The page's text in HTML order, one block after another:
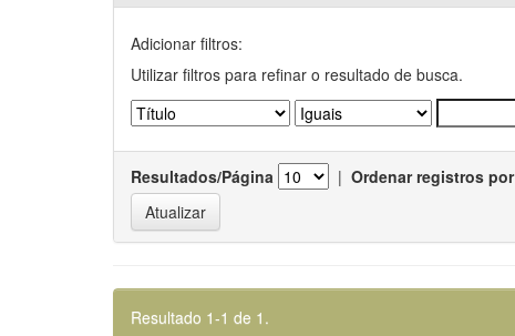
Adicionar filtros:
Utilizar filtros para refinar o resultado de busca.
Resultados/Página | Ordenar registros por
Resultado 1-1 de 1.